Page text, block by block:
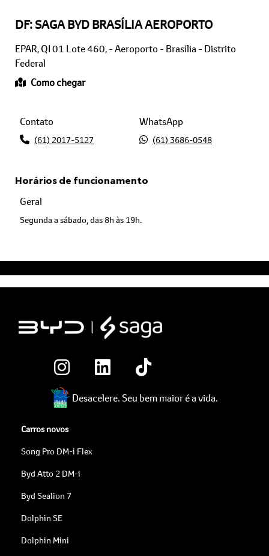
EPAR, QI 01 Lote 460, - Aeroporto - Brasília - Distrito
Federal
Como chegar
(61) 2017-5127 (61) 3686-0548
Geral
Segunda a sábado, das 8h às 19h.
Desacelere. Seu bem maior é a vida.
Carros novos
Song Pro DM-i Flex
Byd Atto 2 DM-i
Byd Sealion 7
Dolphin SE
Dolphin Mini